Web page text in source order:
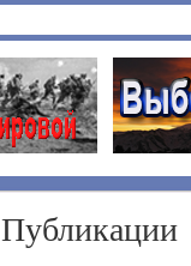
Публикации